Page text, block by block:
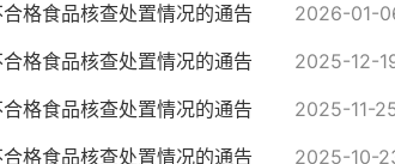
格食品核查处置情况的通告
2026-01-
格食品核查处置情况的通告
2025-12-
格食品核查处置情况的通告
2025-11-
格食品核查处置情况的通告
2025-10-